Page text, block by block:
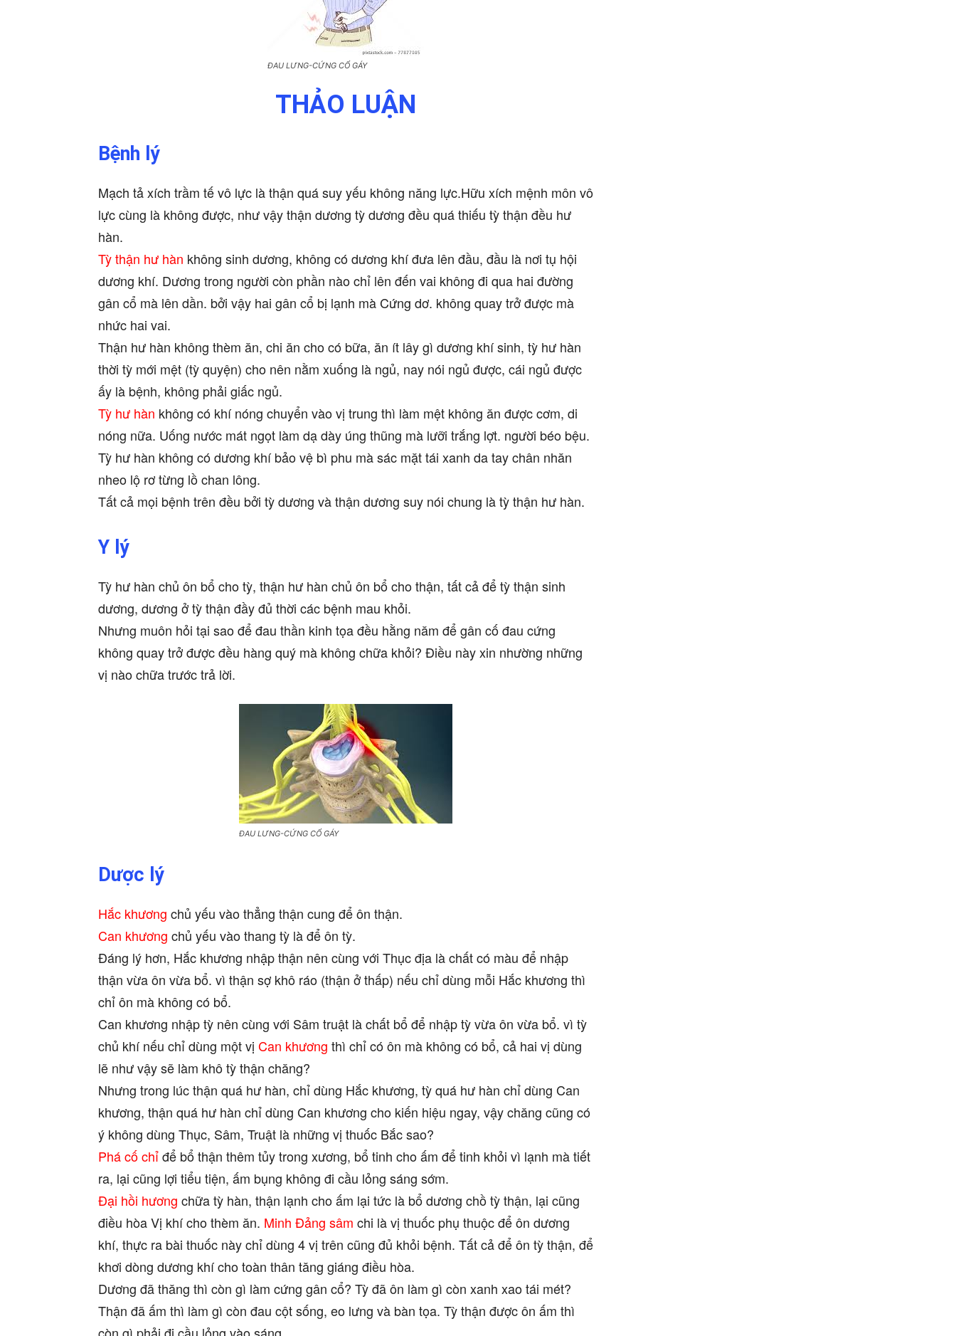
ĐAU LƯNG-CỨNG CỔ GÁY
THẢO LUẬN
Bệnh lý
Mạch tả xích trầm tế vô lực là thận quá suy yếu không năng lực.Hữu xích mệnh môn vô
lực cùng là không được, như vậy thận dương tỳ dương đều quá thiếu tỳ thận đều hư
hàn.
Tỳ thận hư hàn không sinh dương, không có dương khí đưa lên đầu, đầu là nơi tụ hội
dương khí. Dương trong người còn phần nào chỉ lên đến vai không đi qua hai đường
gân cổ mà lên dần. bởi vậy hai gân cổ bị lạnh mà Cứng dơ. không quay trở được mà
nhức hai vai.
Thận hư hàn không thèm ăn, chi ăn cho có bữa, ăn ít lây gì dương khí sinh, tỳ hư hàn
thời tỳ mới mệt (tỳ quyện) cho nên nằm xuống là ngủ, nay nói ngủ được, cái ngủ được
ấy là bệnh, không phải giấc ngủ.
Tỳ hư hàn không có khí nóng chuyển vào vị trung thì làm mệt không ăn được cơm, di
nóng nữa. Uống nước mát ngọt làm dạ dày úng thũng mà lưỡi trắng lợt. người béo bệu.
Tỳ hư hàn không có dương khí bảo vệ bì phu mà sác mặt tái xanh da tay chân nhăn
nheo lộ rơ từng lồ chan lông.
Tất cả mọi bệnh trên đều bởi tỳ dương và thận dương suy nói chung là tỳ thận hư hàn.
Y lý
Tỳ hư hàn chủ ôn bổ cho tỳ, thận hư hàn chủ ôn bổ cho thận, tất cả để tỳ thận sinh
dương, dương ở tỳ thận đầy đủ thời các bệnh mau khỏi.
Nhưng muôn hỏi tại sao để đau thần kinh tọa đều hằng năm để gân cố đau cứng
không quay trở được đều hàng quý mà không chữa khỏi? Điều này xin nhường những
vị nào chữa trước trả lời.
ĐAU LƯNG-CỨNG CỔ GÁY
Dược lý
Hắc khương chủ yếu vào thẳng thận cung để ôn thận.
Can khương chủ yếu vào thang tỳ là để ôn tỳ.
Đáng lý hơn, Hắc khương nhập thận nên cùng với Thục địa là chất có màu để nhập
thận vừa ôn vừa bổ. vì thận sợ khô ráo (thận ở thấp) nếu chỉ dùng mỗi Hắc khương thì
chỉ ôn mà không có bổ.
Can khương nhập tỳ nên cùng với Sâm truật là chất bổ để nhập tỳ vừa ôn vừa bổ. vì tỳ
chủ khí nếu chỉ dùng một vị Can khương thì chỉ có ôn mà không có bổ, cả hai vị dùng
lẽ như vậy sẽ làm khô tỳ thận chăng?
Nhưng trong lúc thận quá hư hàn, chỉ dùng Hắc khương, tỳ quá hư hàn chỉ dùng Can
khương, thận quá hư hàn chỉ dùng Can khương cho kiến hiệu ngay, vậy chăng cũng có
ý không dùng Thục, Sâm, Truật là những vị thuốc Bắc sao?
Phá cố chỉđể bổ thận thêm tủy trong xương, bổ tinh cho ấm để tinh khỏi vì lạnh mà tiết
ra, lại cũng lợi tiểu tiện, ấm bụng không đi cầu lỏng sáng sớm.
Đại hồi hương chữa tỳ hàn, thận lạnh cho ấm lại tức là bổ dương chồ tỳ thận, lại cũng
điều hòa Vị khí cho thèm ăn. Minh Đảng sâm chi là vị thuốc phụ thuộc để ôn dương
khí, thực ra bài thuốc này chỉ dùng 4 vị trên cũng đủ khỏi bệnh. Tất cả để ôn tỳ thận, để
khơi dòng dương khí cho toàn thân tăng giáng điều hòa.
Dương đã thăng thì còn gì làm cứng gân cổ? Tỳ đã ôn làm gì còn xanh xao tái mét?
Thận đã ấm thì làm gì còn đau cột sống, eo lưng và bàn tọa. Tỳ thận được ôn ấm thì